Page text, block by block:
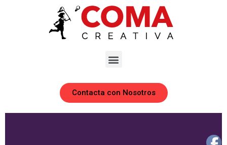
Contacta con Nosotros